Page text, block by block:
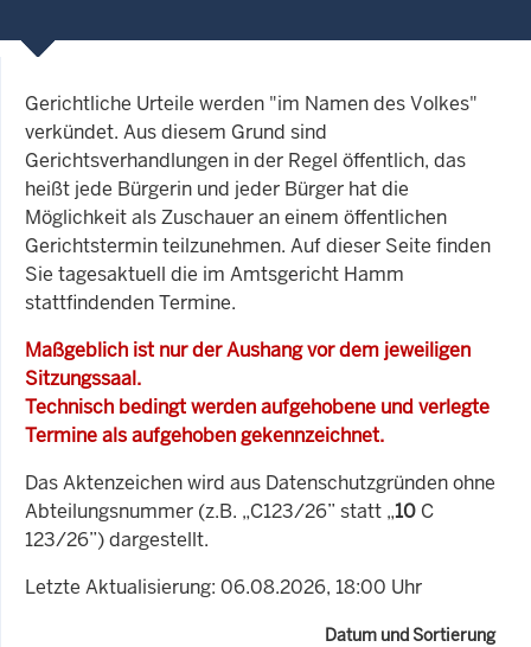
Gerichtliche Urteile werden "im Namen des Volkes"
verkündet. Aus diesem Grund sind
Gerichtsverhandlungen in der Regel öffentlich, das
heißt jede Bürgerin und jeder Bürger hat die
Möglichkeit als Zuschauer an einem öffentlichen
Gerichtstermin teilzunehmen. Auf dieser Seite finden
Sie tagesaktuell die im Amtsgericht Hamm
stattfindenden Termine.
Maßgeblich ist nur der Aushang vor dem jeweiligen
Sitzungssaal.
Technisch bedingt werden aufgehobene und verlegte
Termine als aufgehoben gekennzeichnet.
Das Aktenzeichen wird aus Datenschutzgründen ohne
Abteilungsnummer (z.B. „C123/26” statt „10 C
123/26”) dargestellt.
Letzte Aktualisierung: 06.08.2026, 18:00 Uhr
Datum und Sortierung